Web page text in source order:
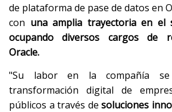
de plataforma de pase de datos en
con una amplia trayectoria en el
ocupando diversos cargos de
Oracle.
"Su labor en la compañía
transformación digital de
públicos a través desoluciones